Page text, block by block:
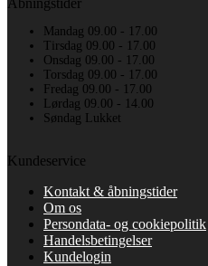
Åbningstider
Mandag 09.00 - 17.00
Tirsdag 09.00 - 17.00
Onsdag 09.00 - 17.00
Torsdag 09.00 - 17.00
Fredag 09.00 - 17.00
Lørdag 09.00 - 14.00
Søndag Lukket
Kundeservice
Kontakt & åbningstider
Om os
Persondata- og cookiepolitik
Handelsbetingelser
Kundelogin